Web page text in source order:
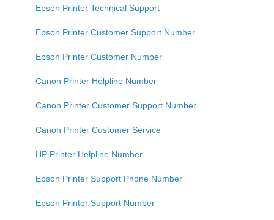
Epson Printer Technical Support
Epson Printer Customer Support Number
Epson Printer Customer Number
Canon Printer Helpline Number
Canon Printer Customer Support Number
Canon Printer Customer Service
HP Printer Helpline Number
Epson Printer Support Phone Number
Epson Printer Support Number